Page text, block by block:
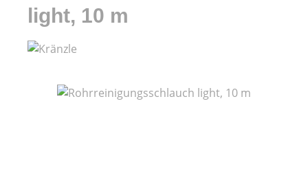
light, 10 m
Bildergalerie überspringen